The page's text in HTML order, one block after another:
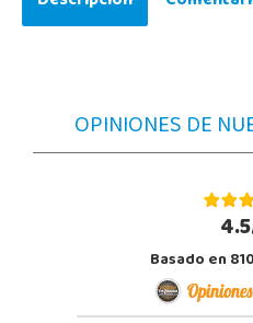
OPINIONES DE
Basado en